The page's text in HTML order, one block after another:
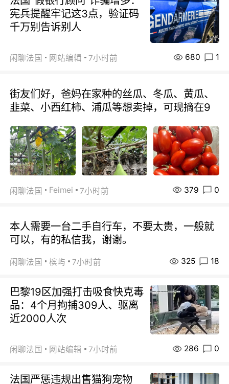
宪兵提醒牢记这3点，验证码
千万别告诉别人
闲聊法国 网站编辑 7小时前 680 1
街友们好，爸妈在家种的丝瓜、冬瓜、黄瓜、
韭菜、小西红柿、浦瓜等想卖掉，可现摘在9
闲聊法国 Feimei 7小时前 379 0
本人需要一台二手自行车，不要太贵，一般就
可以，有的私信我，谢谢。
闲聊法国 槟屿 7小时前 325 18
巴黎19区加强打击吸食快克毒
品：4个月拘捕309人、驱离
近2000人次
闲聊法国 网站编辑 7小时前 286 0
法国严惩违规出售猫狗宠物